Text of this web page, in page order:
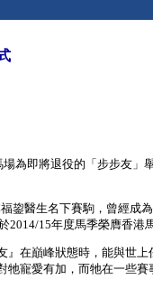
為即將退役的「步步友
鋆醫生名下賽駒，曾經
2014/15年度馬季榮膺香
』在巔峰狀態時，能與世
牠寵愛有加，而牠在一些